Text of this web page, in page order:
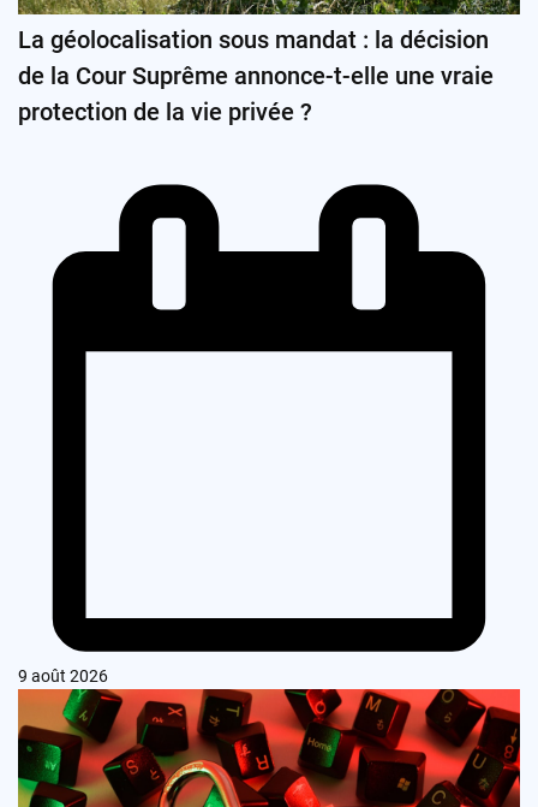
La géolocalisation sous mandat : la décision
de la Cour Suprême annonce-t-elle une vraie
protection de la vie privée ?
9 août 2026